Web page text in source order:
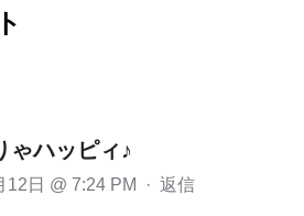
ゃハッピィ♪
12日 @ 7:24 PM · 返信